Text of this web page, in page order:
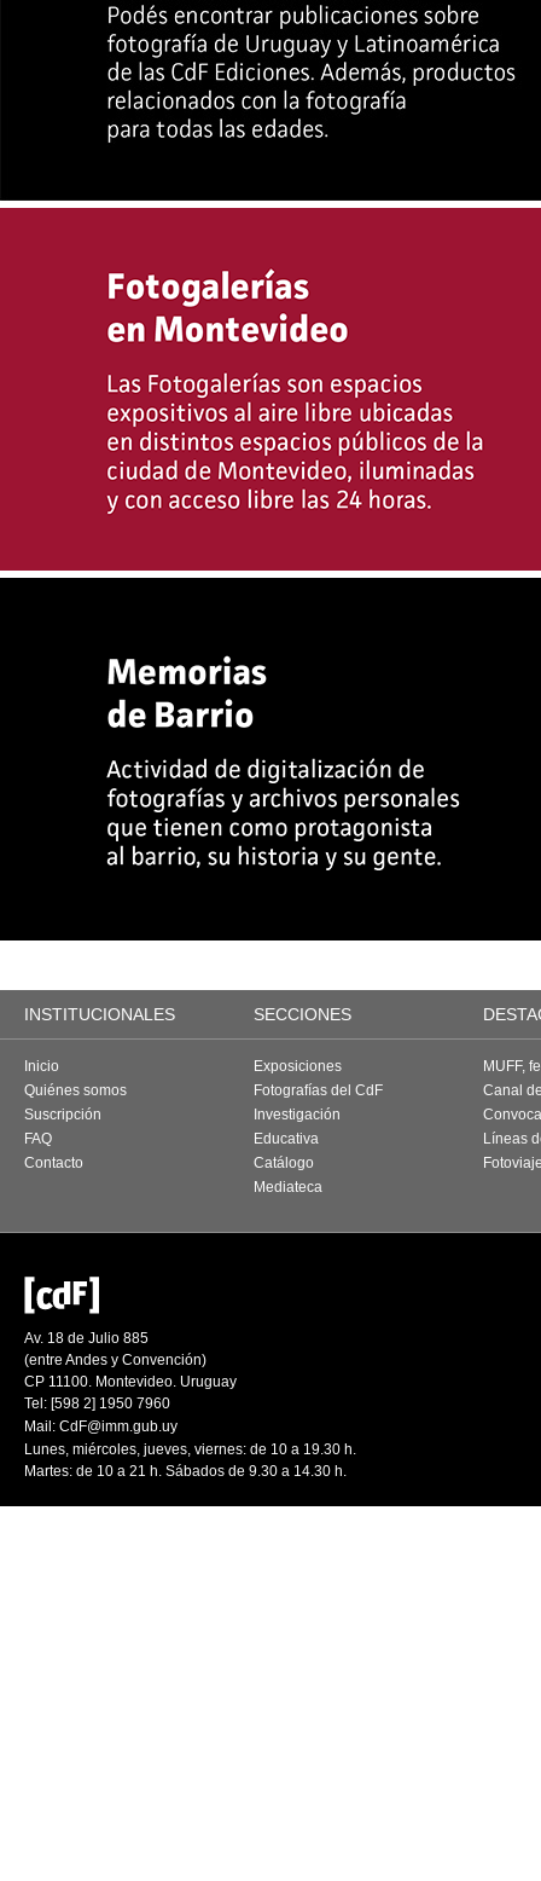
INSTITUCIONALES SECCIONES
Inicio
Quiénes somos
Suscripción
FAQ
Contacto
Exposiciones
Fotografías del CdF
Investigación
Educativa
Catálogo
Mediateca
MUFF,
Canal
Líneas
Av. 18 de Julio 885
(entre Andes y Convención)
CP 11100. Montevideo. Uruguay
Tel: [598 2] 1950 7960
Mail: CdF@imm.gub.uy
Lunes, miércoles, jueves, viernes: de 10 a 19.30 h.
Martes: de 10 a 21 h. Sábados de 9.30 a 14.30 h.